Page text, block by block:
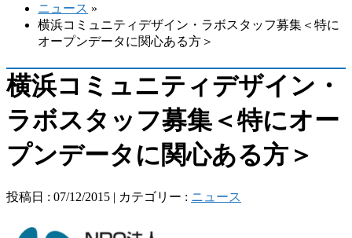
ニュース »
横浜コミュニティデザイン・ラボスタッフ募集＜特に
オープンデータに関心ある方＞
横浜コミュニティデザイン・
ラボスタッフ募集＜特にオー
プンデータに関心ある方＞
投稿日 : 07/12/2015 | カテゴリー : ニュース